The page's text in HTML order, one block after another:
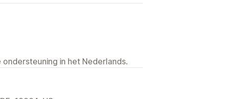
in het Nederlands.